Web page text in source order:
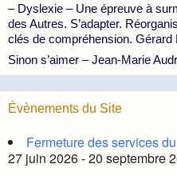
– Dyslexie – Une épreuve à
des Autres. S’adapter.
clés de compréhension. Gérard
Sinon s’aimer – Jean-Marie
Évènements du Site
Fermeture des services
27 juin 2026 - 20 septembre